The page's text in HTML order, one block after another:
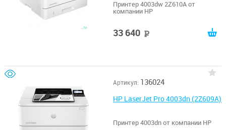
Принтер 4003dw 2Z610A от
компании HP
33 640
Артикул: 136024
HP LaserJet Pro 4003dn (2Z609A)
Принтер 4003dn от компании HP